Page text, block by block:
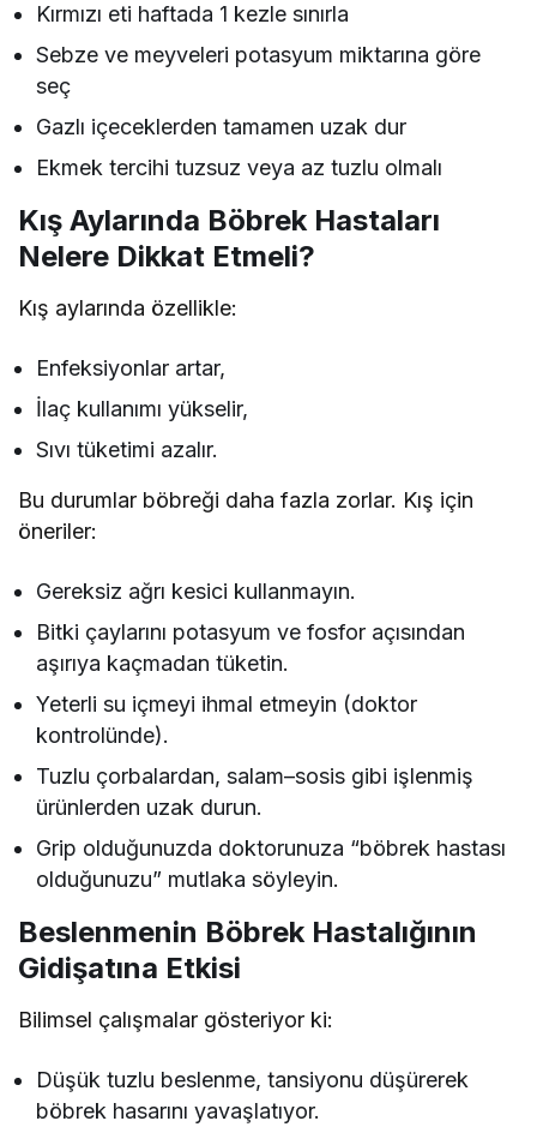
Kırmızı eti haftada 1 kezle sınırla
Sebze ve meyveleri potasyum miktarına göre
seç
Gazlı içeceklerden tamamen uzak dur
Ekmek tercihi tuzsuz veya az tuzlu olmalı
Kış Aylarında Böbrek Hastaları
Nelere Dikkat Etmeli?
Kış aylarında özellikle:
Enfeksiyonlar artar,
İlaç kullanımı yükselir,
Sıvı tüketimi azalır.
Bu durumlar böbreği daha fazla zorlar. Kış için
öneriler:
Gereksiz ağrı kesici kullanmayın.
Bitki çaylarını potasyum ve fosfor açısından
aşırıya kaçmadan tüketin.
Yeterli su içmeyi ihmal etmeyin (doktor
kontrolünde).
Tuzlu çorbalardan, salam–sosis gibi işlenmiş
ürünlerden uzak durun.
Grip olduğunuzda doktorunuza “böbrek hastası
olduğunuzu” mutlaka söyleyin.
Beslenmenin Böbrek Hastalığının
Gidişatına Etkisi
Bilimsel çalışmalar gösteriyor ki:
Düşük tuzlu beslenme, tansiyonu düşürerek
böbrek hasarını yavaşlatıyor.